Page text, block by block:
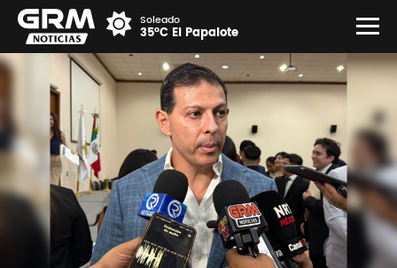
Soleado
35°C El Papalote